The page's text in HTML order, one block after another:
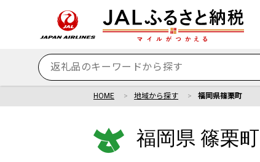
HOME 地域から探す 福岡県篠栗町
福岡県 篠栗町